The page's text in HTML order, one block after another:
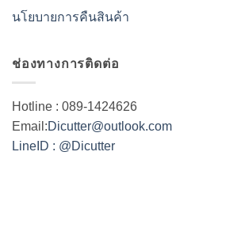
นโยบายการคืนสินค้า
ช่องทางการติดต่อ
Hotline : 089-1424626
Email:Dicutter@outlook.com
LineID : @Dicutter